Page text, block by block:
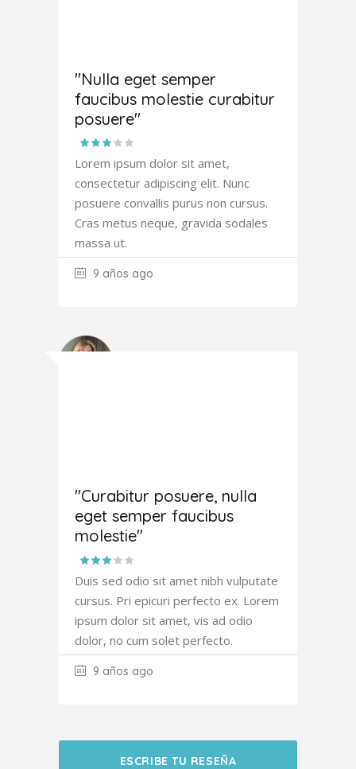
"Nulla eget semper
faucibus molestie curabitur
posuere"
Lorem ipsum dolor sit amet,
consectetur adipiscing elit. Nunc
posuere convallis purus non cursus.
Cras metus neque, gravida sodales
massa ut.
9 años ago
"Curabitur posuere, nulla
eget semper faucibus
molestie"
Duis sed odio sit amet nibh vulputate
cursus. Pri epicuri perfecto ex. Lorem
ipsum dolor sit amet, vis ad odio
dolor, no cum solet perfecto.
9 años ago
ESCRIBE TU RESEÑA